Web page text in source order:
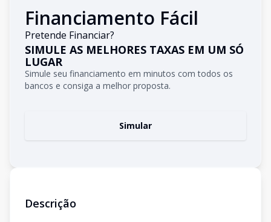
Financiamento Fácil
Pretende Financiar?
SIMULE AS MELHORES TAXAS EM UM SÓ
LUGAR
Simule seu financiamento em minutos com todos os
bancos e consiga a melhor proposta.
Simular
Descrição